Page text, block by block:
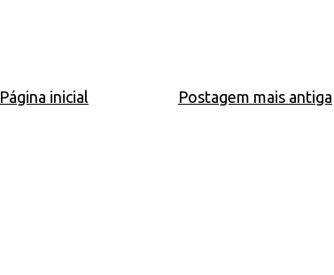
Postagem mais antiga
Página inicial